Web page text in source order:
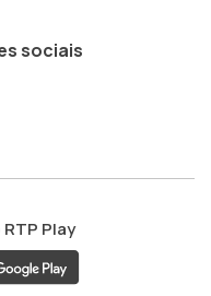
sociais
ao
RTP Play